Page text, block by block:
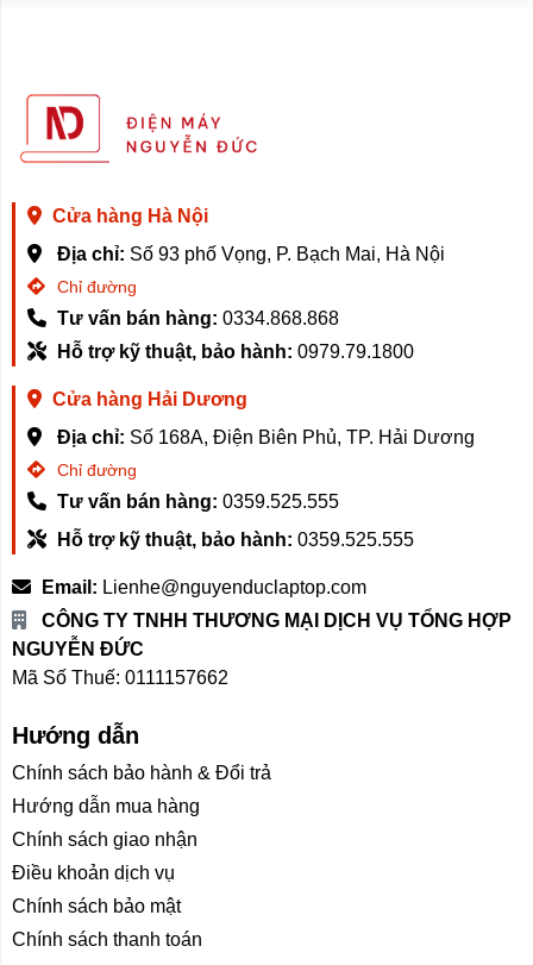
2. Kiểm soát nhiệt độ và giữ tươi được thức ăn đồ uống
lâu hơn
Dung tích tủ lạnh lớn lên tới 430L , có các vùng riêng
cho các loại đồ ăn khác nhau, 17 phân vùng vị trí để đồ
ăn, mỗi phần có chức năng khác nhau
- Ngăn mát : 266L
- Ngăn đông: 154L
- Ngăn đông mềm: 10L
Ngăn đông mềm có thể thay đổi nhiệt độ linh hoạt, thay
như thịt cá tươi sống, bảo quản 2-3 ngày mang ra sử
dụng luôn mà không lo bị hỏng hay phải mất nhiều thời
gian giã đông.
Khả năng làm mát mạnh mẽ, giữ độ tươi hiệu quả
Tủ lạnh Xiaomi MIJIA 430L có khả năng làm lạnh mạnh
mẽ, có thể cấp đông 7,5kg thực phẩm trong vòng 12
để đảm bảo thực phẩm của bạn luôn tươi ngon
Cửa hàng Hà Nội
Địa chỉ: Số 93 phố Vọng, P. Bạch Mai, Hà Nội
Chỉ đường
Tư vấn bán hàng: 0334.868.868
Hỗ trợ kỹ thuật, bảo hành: 0979.79.1800
Cửa hàng Hải Dương
Địa chỉ: Số 168A, Điện Biên Phủ, TP. Hải Dương
Chỉ đường
Tư vấn bán hàng: 0359.525.555
Hỗ trợ kỹ thuật, bảo hành: 0359.525.555
Email: Lienhe@nguyenduclaptop.com
CÔNG TY TNHH THƯƠNG MẠI DỊCH VỤ TỔNG HỢP
NGUYỄN ĐỨC
Mã Số Thuế: 0111157662
Hướng dẫn
Chính sách bảo hành & Đổi trả
Hướng dẫn mua hàng
Chính sách giao nhận
Điều khoản dịch vụ
Chính sách bảo mật
Chính sách thanh toán